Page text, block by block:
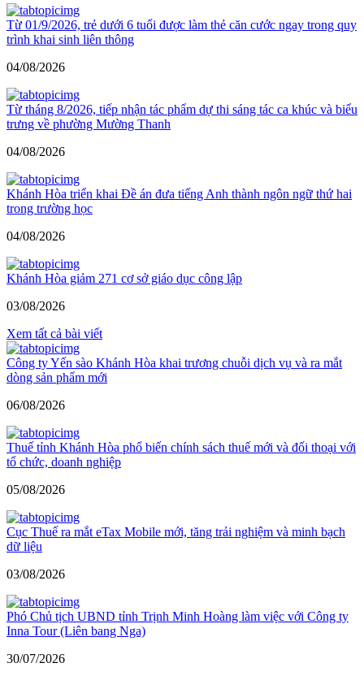
Từ 01/9/2026, trẻ dưới 6 tuổi được làm thẻ căn cước ngay trong quy
trình khai sinh liên thông
04/08/2026
Từ tháng 8/2026, tiếp nhận tác phẩm dự thi sáng tác ca khúc và biểu
trưng về phường Mường Thanh
04/08/2026
Khánh Hòa triển khai Đề án đưa tiếng Anh thành ngôn ngữ thứ hai
trong trường học
04/08/2026
Khánh Hòa giảm 271 cơ sở giáo dục công lập
03/08/2026
Xem tất cả bài viết
Công ty Yến sào Khánh Hòa khai trương chuỗi dịch vụ và ra mắt
dòng sản phẩm mới
06/08/2026
Thuế tỉnh Khánh Hòa phổ biến chính sách thuế mới và đối thoại với
tổ chức, doanh nghiệp
05/08/2026
Cục Thuế ra mắt eTax Mobile mới, tăng trải nghiệm và minh bạch
dữ liệu
03/08/2026
Phó Chủ tịch UBND tỉnh Trịnh Minh Hoàng làm việc với Công ty
Inna Tour (Liên bang Nga)
30/07/2026